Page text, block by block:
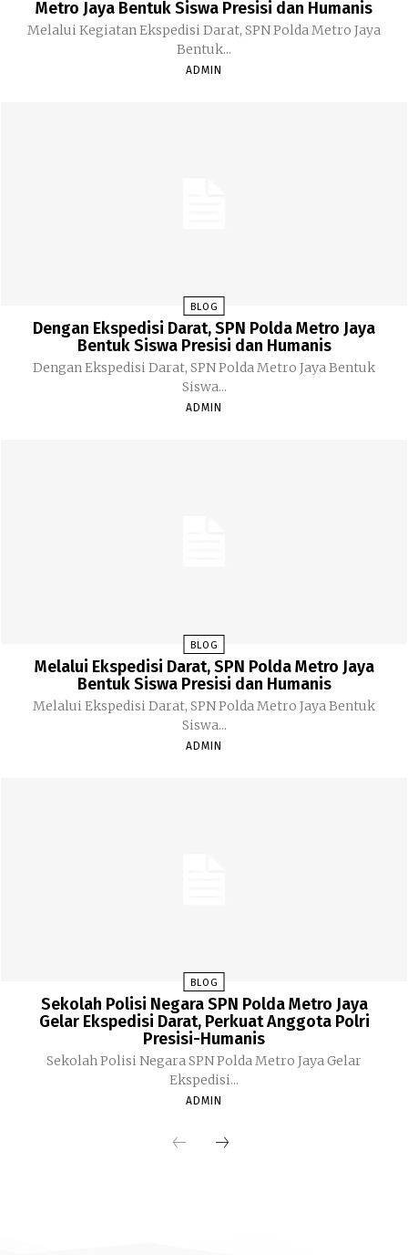
Metro Jaya Bentuk Siswa Presisi dan Humanis
Melalui Kegiatan Ekspedisi Darat, SPN Polda Metro Jaya
Bentuk...
ADMIN
BLOG
Dengan Ekspedisi Darat, SPN Polda Metro Jaya
Bentuk Siswa Presisi dan Humanis
Dengan Ekspedisi Darat, SPN Polda Metro Jaya Bentuk
Siswa...
ADMIN
BLOG
Melalui Ekspedisi Darat, SPN Polda Metro Jaya
Bentuk Siswa Presisi dan Humanis
Melalui Ekspedisi Darat, SPN Polda Metro Jaya Bentuk
Siswa...
ADMIN
BLOG
Sekolah Polisi Negara SPN Polda Metro Jaya
Gelar Ekspedisi Darat, Perkuat Anggota Polri
Presisi-Humanis
Sekolah Polisi Negara SPN Polda Metro Jaya Gelar
Ekspedisi...
ADMIN